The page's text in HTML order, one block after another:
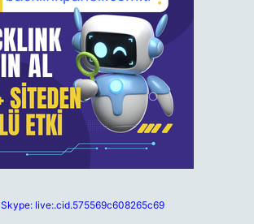
Skype: live:.cid.575569c608265c69